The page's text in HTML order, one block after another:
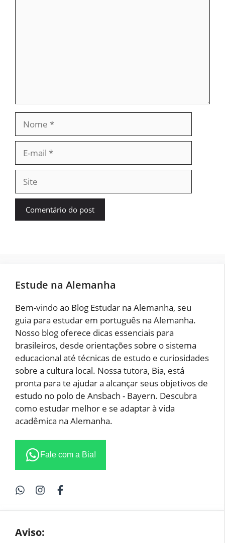
mail
Site
Estude na Alemanha
Bem-vindo ao Blog Estudar na Alemanha, seu
guia para estudar em português na Alemanha.
Nosso blog oferece dicas essenciais para
brasileiros, desde orientações sobre o sistema
educacional até técnicas de estudo e curiosidades
sobre a cultura local. Nossa tutora, Bia, está
pronta para te ajudar a alcançar seus objetivos de
estudo no polo de Ansbach - Bayern. Descubra
como estudar melhor e se adaptar à vida
acadêmica na Alemanha.
Fale com a Bia!
Aviso: